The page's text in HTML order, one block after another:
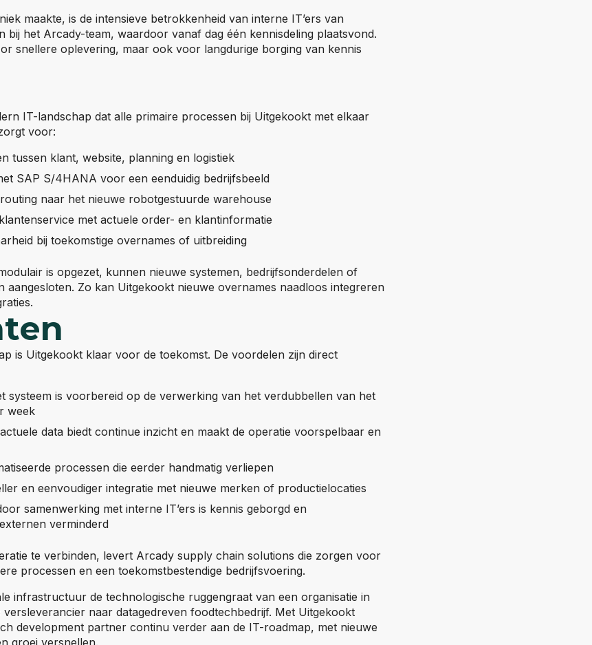
maakte, is de intensieve betrokkenheid van interne IT’ers van
bij het Arcady-team, waardoor vanaf dag één kennisdeling plaatsvond.
snellere oplevering, maar ook voor langdurige borging van kennis
IT-landschap dat alle primaire processen bij Uitgekookt met elkaar
voor:
tussen klant, website, planning en logistiek
SAP S/4HANA voor een eenduidig bedrijfsbeeld
naar het nieuwe robotgestuurde warehouse
met actuele order- en klantinformatie
bij toekomstige overnames of uitbreiding
is opgezet, kunnen nieuwe systemen, bedrijfsonderdelen of
aangesloten. Zo kan Uitgekookt nieuwe overnames naadloos integreren
is Uitgekookt klaar voor de toekomst. De voordelen zijn direct
systeem is voorbereid op de verwerking van het verdubbellen van het
week
data biedt continue inzicht en maakt de operatie voorspelbaar en
processen die eerder handmatig verliepen
en eenvoudiger integratie met nieuwe merken of productielocaties
samenwerking met interne IT’ers is kennis geborgd en
verminderd
te verbinden, levert Arcady supply chain solutions die zorgen voor
processen en een toekomstbestendige bedrijfsvoering.
infrastructuur de technologische ruggengraat van een organisatie in
versleverancier naar datagedreven foodtechbedrijf. Met Uitgekookt
development partner continu verder aan de IT-roadmap, met nieuwe
groei versnellen.